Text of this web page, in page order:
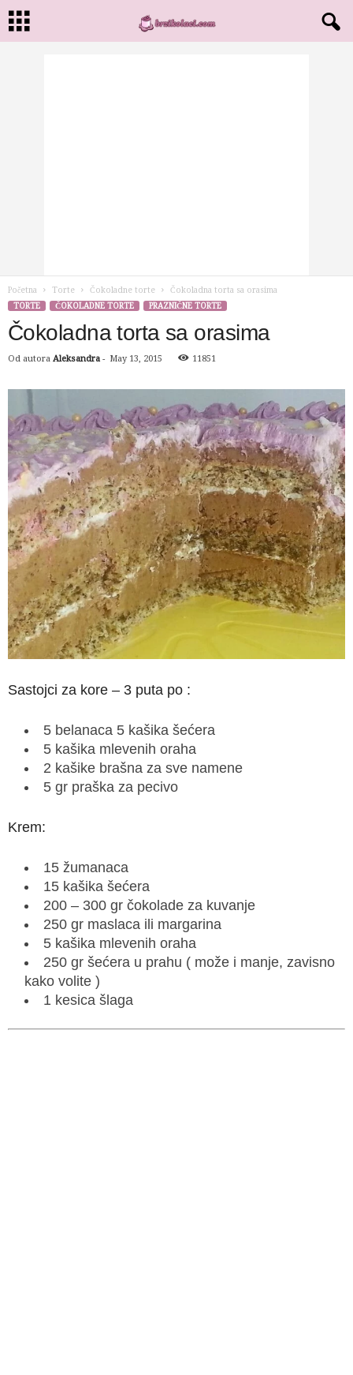
Početna Torte Čokoladne torte
Čokoladna torta sa orasima
TORTE
ČOKOLADNE TORTE PRAZNIČNE TORTE
Čokoladna torta sa orasima
Od autora Aleksandra - May 13, 2015 11851
Sastojci za kore – 3 puta po :
5 belanaca 5 kašika šećera
5 kašika mlevenih oraha
2 kašike brašna za sve namene
5 gr praška za pecivo
Krem:
15 žumanaca
15 kašika šećera
200 – 300 gr čokolade za kuvanje
250 gr maslaca ili margarina
5 kašika mlevenih oraha
250 gr šećera u prahu ( može i manje, zavisno
kako volite )
1 kesica šlaga